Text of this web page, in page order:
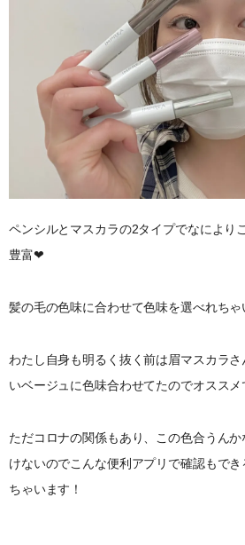
ペンシルとマスカラの2タイプでなにより
豊富❤︎
髪の毛の色味に合わせて色味を選べれち
わたし自身も明るく抜く前は眉マスカラ
いベージュに色味合わせてたのでオススメ
ただコロナの関係もあり、この色合うん
けないのでこんな便利アプリで確認もで
ちゃいます！